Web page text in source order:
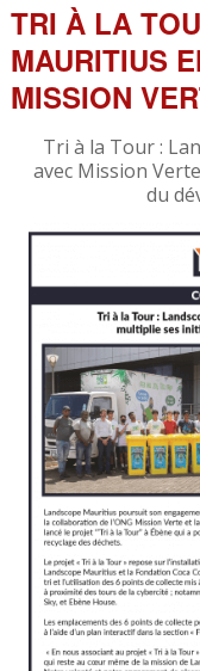
TRI À LA
MAURITIUS
MISSION
Tri à la Tour :
avec Mission
du